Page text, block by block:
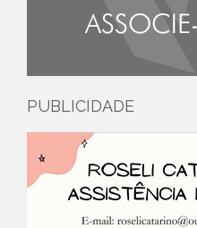
PUBLICIDADE